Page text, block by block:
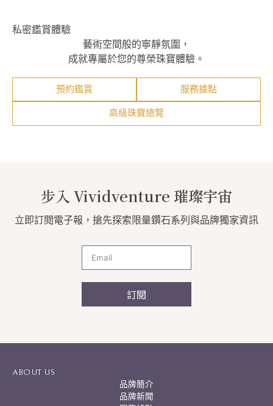
私密鑑賞體驗
藝術空間般的寧靜氛圍，
成就專屬於您的尊榮珠寶體驗。
預約鑑賞 服務據點
高級珠寶總覽
步入 Vividventure 璀璨宇宙
立即訂閱電子報，搶先探索限量鑽石系列與品牌獨家資訊
訂閱
t
ABOUT US
品牌簡介
品牌新聞